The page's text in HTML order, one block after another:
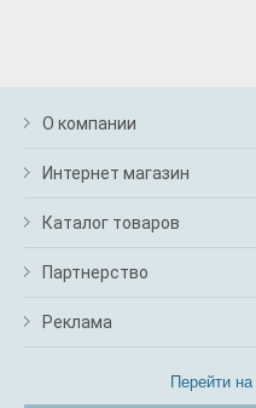
О компании
Интернет магазин
Каталог товаров
Партнерство
Реклама
Перейти